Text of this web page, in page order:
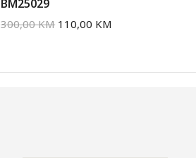
BM25029
300,00KM 110,00 KM